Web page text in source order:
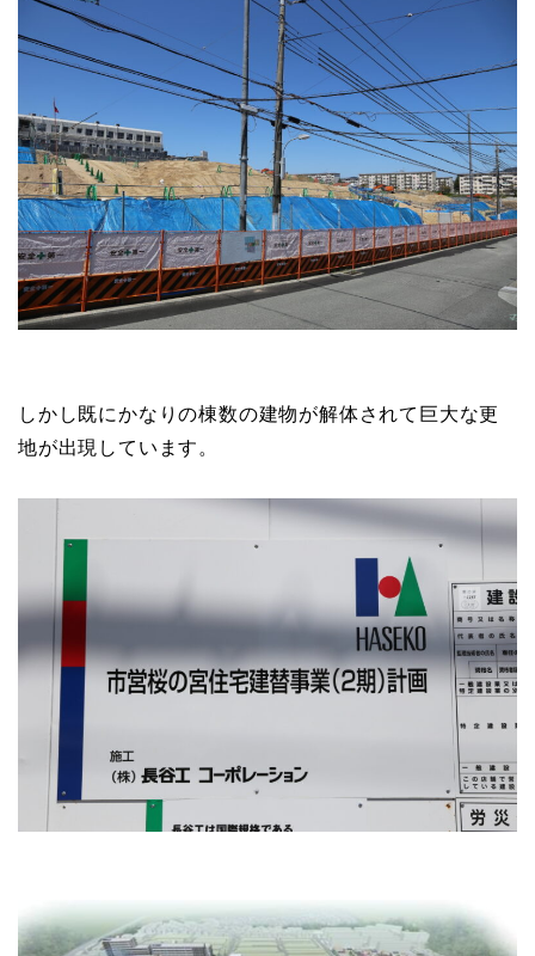
しかし既にかなりの棟数の建物が解体されて巨大な更
地が出現しています。